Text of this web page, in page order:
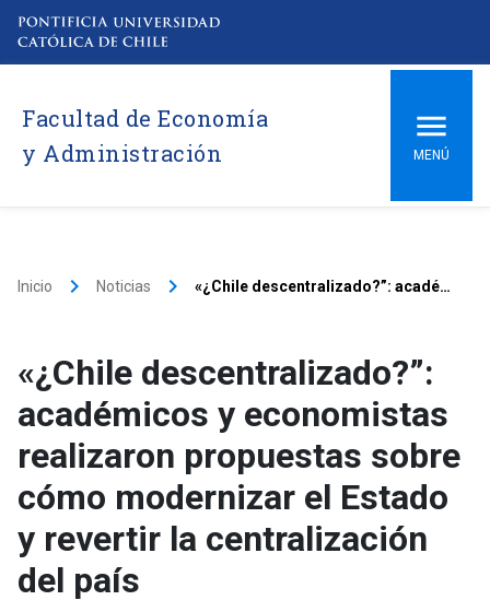
Facultad de Economía
y Administración
MENÚ
Inicio keyboard_arrow_right Noticias keyboard_arrow_right «¿Chile descentralizado?”: académicos y economistas realizaron propuestas sobre cómo modernizar el Estado y revertir la centralización del país
«¿Chile descentralizado?”:
académicos y economistas
realizaron propuestas sobre
cómo modernizar el Estado
y revertir la centralización
del país